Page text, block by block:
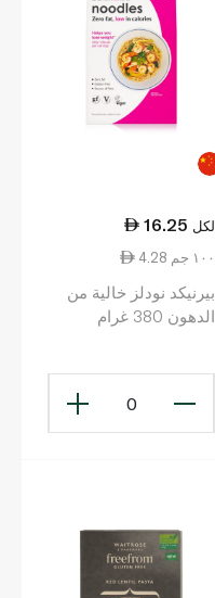
16.25 لكل
4.28 ١٠٠ جم
بيرنيكد نودلز خالية من
الدهون 380 غرام
0